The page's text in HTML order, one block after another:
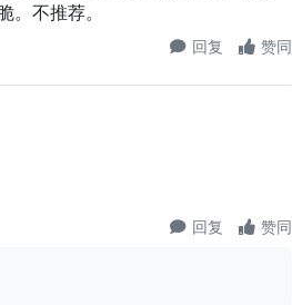
不推荐。
回复 赞同
回复 赞同